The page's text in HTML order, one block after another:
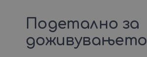
Подетално за
доживувањето